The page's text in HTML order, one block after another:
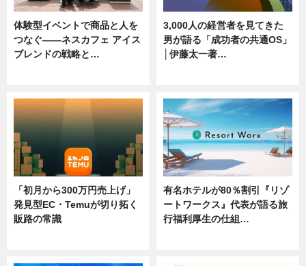
体験型イベントで商品と人を
つなぐ――ネスカフェ アイス
ブレンドの戦略と…
3,000人の経営者を見てきた
男が語る「成功者の共通OS」
│伊藤太一著…
「初月から300万円売上げ」
発見型EC・Temuが切り拓く
販路の常識
有名ホテルが80％割引『リゾ
ートワークス』代表が語る旅
行福利厚生の仕組…